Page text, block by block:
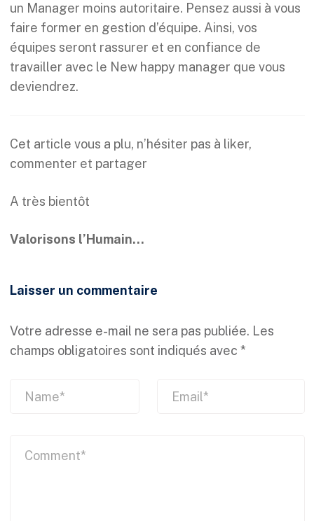
un Manager moins autoritaire. Pensez aussi à vous
faire former en gestion d’équipe. Ainsi, vos
équipes seront rassurer et en confiance de
travailler avec le New happy manager que vous
deviendrez.
Cet article vous a plu, n’hésiter pas à liker,
commenter et partager
A très bientôt
Valorisons l’Humain…
Laisser un commentaire
Votre adresse e-mail ne sera pas publiée. Les
champs obligatoires sont indiqués avec *